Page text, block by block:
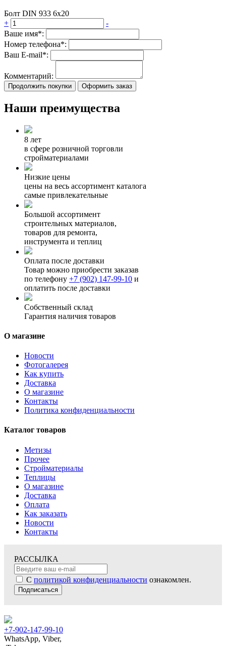
Болт DIN 933 6х20
+
-
Ваше имя*:
Номер телефона*:
Ваш E-mail*:
Комментарий:
Продолжить покупки Оформить заказ
Наши преимущества
8 лет
в сфере розничной торговли
стройматериалами
Низкие цены
цены на весь ассортимент каталога
самые привлекательные
Большой ассортимент
строительных материалов,
товаров для ремонта,
инструмента и теплиц
Оплата после доставки
Товар можно приобрести заказав
по телефону +7 (902) 147-99-10 и
оплатить после доставки
Собственный склад
Гарантия наличия товаров
О магазине
Новости
Фотогалерея
Как купить
Доставка
О магазине
Контакты
Политика конфиденциальности
Каталог товаров
Метизы
Прочее
Стройматериалы
Теплицы
О магазине
Доставка
Оплата
Как заказать
Новости
Контакты
РАССЫЛКА
С политикой конфиденциальности ознакомлен.
Подписаться
+7-902-147-99-10
WhatsApp, Viber,